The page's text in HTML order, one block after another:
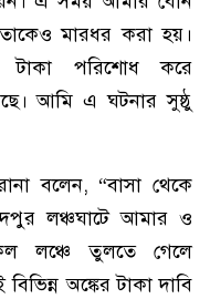
মারধর করা হয়।
টাকা পরিশোধ করে
আমি এ ঘটনার সুষ্ঠু
বলেন, “বাসা থেকে
লঞ্চঘাটে আমার ও
লঞ্চে তুলতে গেলে
অঙ্কের টাকা দাবি